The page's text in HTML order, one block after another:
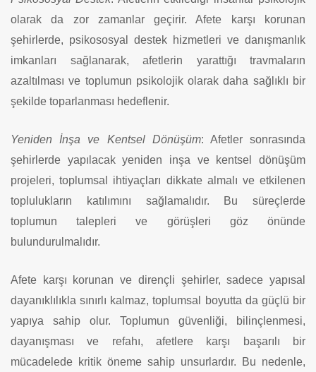
olarak da zor zamanlar geçirir. Afete karşı korunan
şehirlerde, psikososyal destek hizmetleri ve danışmanlık
imkanları sağlanarak, afetlerin yarattığı travmaların
azaltılması ve toplumun psikolojik olarak daha sağlıklı bir
şekilde toparlanması hedeflenir.
Yeniden İnşa ve Kentsel Dönüşüm: Afetler sonrasında
şehirlerde yapılacak yeniden inşa ve kentsel dönüşüm
projeleri, toplumsal ihtiyaçları dikkate almalı ve etkilenen
toplulukların katılımını sağlamalıdır. Bu süreçlerde
toplumun talepleri ve görüşleri göz önünde
bulundurulmalıdır.
Afete karşı korunan ve dirençli şehirler, sadece yapısal
dayanıklılıkla sınırlı kalmaz, toplumsal boyutta da güçlü bir
yapıya sahip olur. Toplumun güvenliği, bilinçlenmesi,
dayanışması ve refahı, afetlere karşı başarılı bir
mücadelede kritik öneme sahip unsurlardır. Bu nedenle,